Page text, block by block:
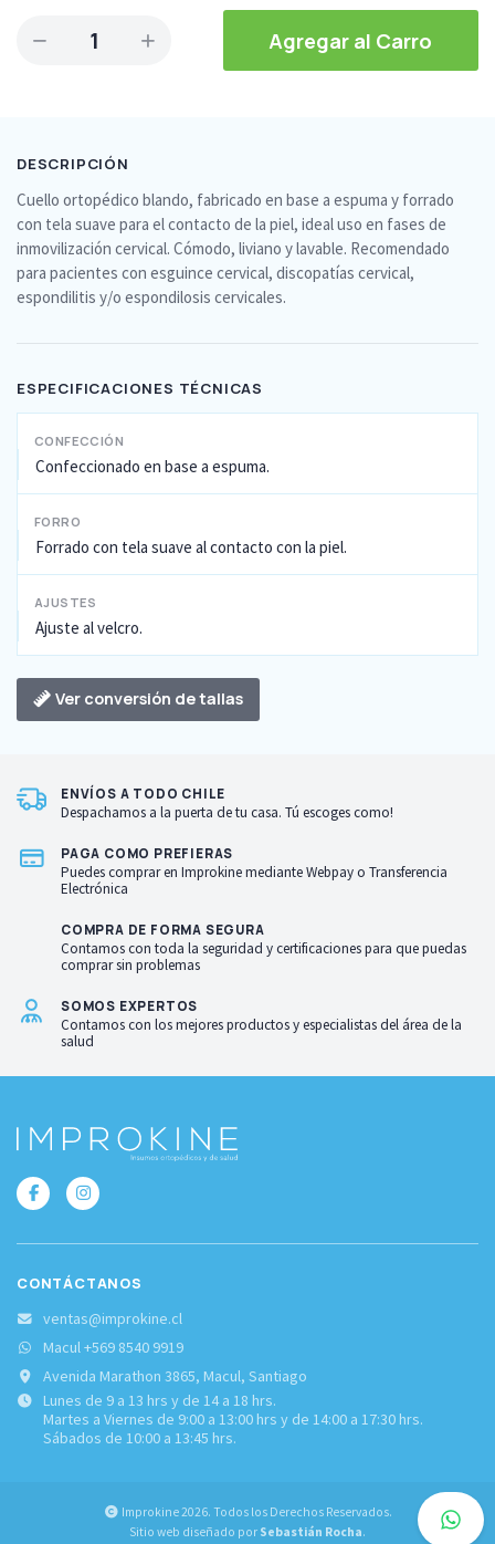
1 Agregar al Carro
DESCRIPCIÓN
Cuello ortopédico blando, fabricado en base a espuma y forrado
con tela suave para el contacto de la piel, ideal uso en fases de
inmovilización cervical. Cómodo, liviano y lavable. Recomendado
para pacientes con esguince cervical, discopatías cervical,
espondilitis y/o espondilosis cervicales.
ESPECIFICACIONES TÉCNICAS
CONFECCIÓN
Confeccionado en base a espuma.
FORRO
Forrado con tela suave al contacto con la piel.
AJUSTES
Ajuste al velcro.
Ver conversión de tallas
ENVÍOS A TODO CHILE
Despachamos a la puerta de tu casa. Tú escoges como!
PAGA COMO PREFIERAS
Puedes comprar en Improkine mediante Webpay o Transferencia
Electrónica
COMPRA DE FORMA SEGURA
Contamos con toda la seguridad y certificaciones para que puedas
comprar sin problemas
SOMOS EXPERTOS
Contamos con los mejores productos y especialistas del área de la
salud
CONTÁCTANOS
ventas@improkine.cl
Macul +569 8540 9919
Avenida Marathon 3865, Macul, Santiago
Lunes de 9 a 13 hrs y de 14 a 18 hrs.
Martes a Viernes de 9:00 a 13:00 hrs y de 14:00 a 17:30 hrs.
Sábados de 10:00 a 13:45 hrs.
Improkine 2026. Todos los Derechos Reservados.
Sitio web diseñado por Sebastián Rocha.